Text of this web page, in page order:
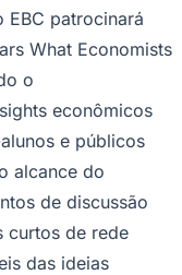
Itapevi Cotia Pirapora
Franco da
das ArtesSão Roque
EBC patrocinará
What Economists
o
econômicos
e públicos
alcance do
de discussão
curtos de rede
das ideias